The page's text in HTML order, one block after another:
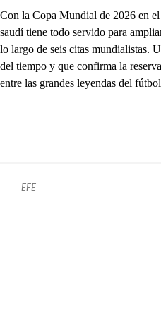
Con la Copa Mundial de 2026 en
saudí tiene todo servido para
lo largo de seis citas mundialistas.
del tiempo y que confirma la
entre las grandes leyendas del
EFE